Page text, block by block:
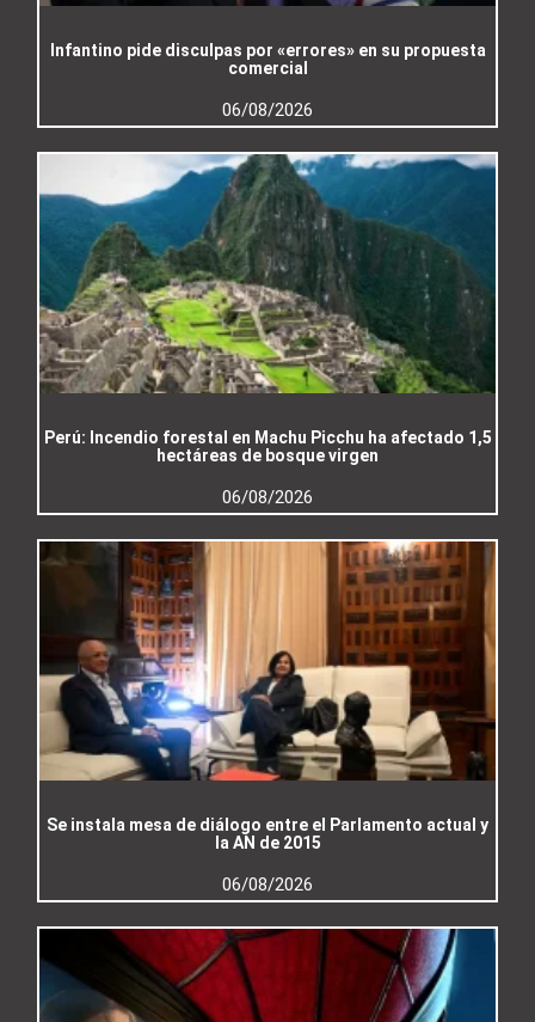
Infantino pide disculpas por «errores» en su propuesta
comercial
06/08/2026
Perú: Incendio forestal en Machu Picchu ha afectado 1,5
hectáreas de bosque virgen
06/08/2026
Se instala mesa de diálogo entre el Parlamento actual y
la AN de 2015
06/08/2026